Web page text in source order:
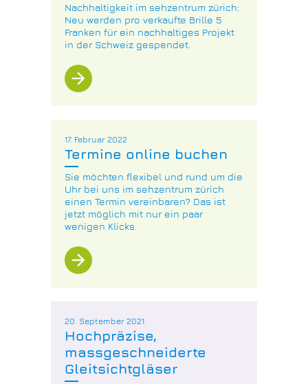
Nachhaltigkeit im sehzentrum zürich:
Neu werden pro verkaufte Brille 5
Franken für ein nachhaltiges Projekt
in der Schweiz gespendet.
arrow_forward
17. Februar 2022
Termine online buchen
Sie möchten flexibel und rund um die
Uhr bei uns im sehzentrum zürich
einen Termin vereinbaren? Das ist
jetzt möglich mit nur ein paar
wenigen Klicks.
arrow_forward
20. September 2021
Hochpräzise,
massgeschneiderte
Gleitsichtgläser